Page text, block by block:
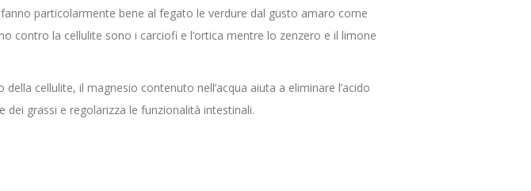
particolarmente bene al fegato le verdure dal gusto amaro come
contro la cellulite sono i carciofi e l’ortica mentre lo zenzero e il limone
cellulite, il magnesio contenuto nell’acqua aiuta a eliminare l’acido
grassi e regolarizza le funzionalità intestinali.